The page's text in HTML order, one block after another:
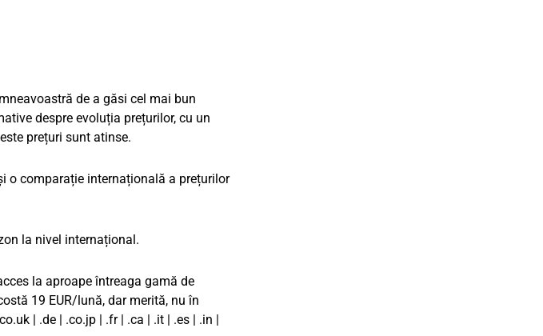
de a găsi cel mai bun
despre evoluția prețurilor, cu un
prețuri sunt atinse.
o comparație internațională a prețurilor
la nivel internațional.
la aproape întreaga gamă de
19 EUR/lună, dar merită, nu în
| .de | .co.jp | .fr | .ca | .it | .es | .in |